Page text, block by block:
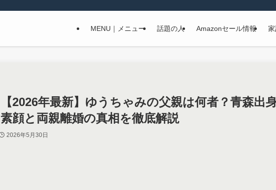
MENU｜メニュー 話題の人 Amazonセール情報
【2026年最新】ゆうちゃみの父親は何者？青森出
素顔と両親離婚の真相を徹底解説
2026年5月30日